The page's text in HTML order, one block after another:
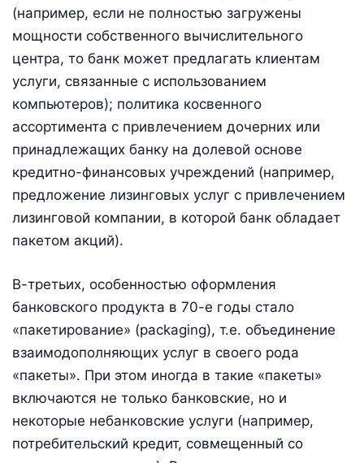
(например, если не полностью загружены
мощности собственного вычислительного
центра, то банк может предлагать клиентам
услуги, связанные с использованием
компьютеров); политика косвенного
ассортимента с привлечением дочерних или
принадлежащих банку на долевой основе
кредитно-финансовых учреждений (например,
предложение лизинговых услуг с привлечением
лизинговой компании, в которой банк обладает
пакетом акций).
В-третьих, особенностью оформления
банковского продукта в 70-е годы стало
«пакетирование» (packaging), т.е. объединение
взаимодополняющих услуг в своего рода
«пакеты». При этом иногда в такие «пакеты»
включаются не только банковские, но и
некоторые небанковские услуги (например,
потребительский кредит, совмещенный со